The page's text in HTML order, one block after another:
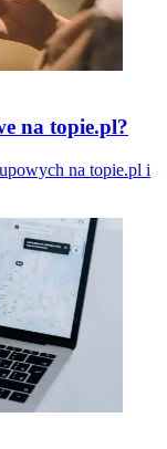
na topie.pl?
na topie.pl i